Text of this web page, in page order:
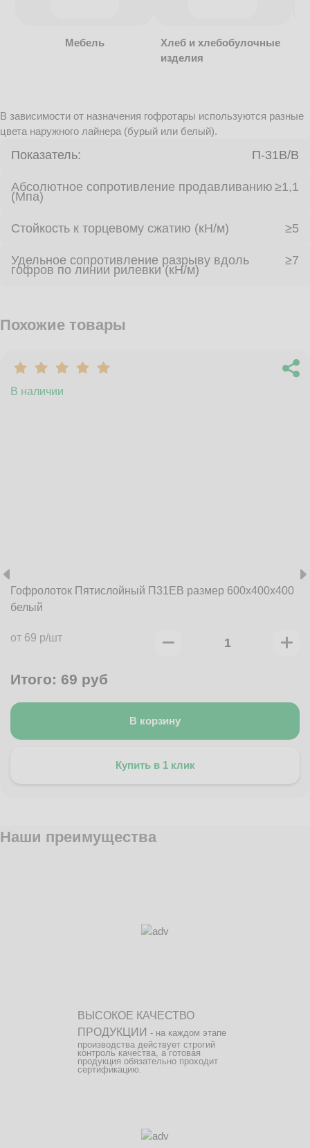
Мебель
Хлеб и хлебобулочные
изделия
В зависимости от назначения гофротары используются разные
цвета наружного лайнера (бурый или белый).
Показатель: П-31В/B
Абсолютное сопротивление продавливанию
(Мпа)
≥1,1
Стойкость к торцевому сжатию (кН/м) ≥5
Удельное сопротивление разрыву вдоль
гофров по линии рилевки (кН/м)
≥7
Похожие товары
В наличии
Гофролоток Пятислойный П31EB размер 600x400x400
белый
от 69 р/шт
Итого: 69 руб
В корзину
Купить в 1 клик
Наши преимущества
ВЫСОКОЕ КАЧЕСТВО
ПРОДУКЦИИ - на каждом этапе
производства действует строгий
контроль качества, а готовая
продукция обязательно проходит
сертификацию.